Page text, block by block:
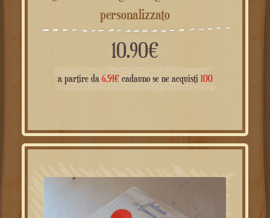
personalizzato
10.90€
a partire da 6.54€cadauno se ne acquisti 100